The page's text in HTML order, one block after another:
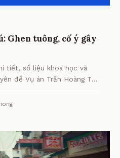
Ghen tuông, cố ý gây
tiết, số liệu khoa học và
đề Vụ án Trần Hoàng Tú: